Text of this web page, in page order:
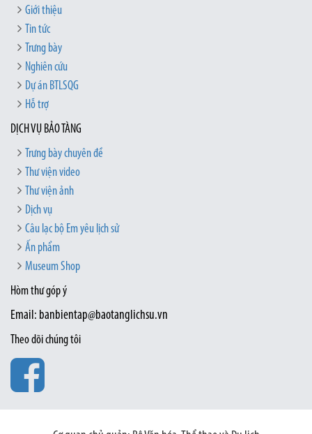
Giới thiệu
Tin tức
Trưng bày
Nghiên cứu
Dự án BTLSQG
Hỗ trợ
DỊCH VỤ BẢO TÀNG
Trưng bày chuyên đề
Thư viện video
Thư viện ảnh
Dịch vụ
Câu lạc bộ Em yêu lịch sử
Ấn phẩm
Museum Shop
Hòm thư góp ý
Email: banbientap@baotanglichsu.vn
Theo dõi chúng tôi